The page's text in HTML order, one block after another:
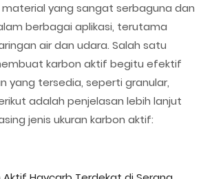
yang sangat serbaguna dan
berbagai aplikasi, terutama
air dan udara. Salah satu
karbon aktif begitu efektif
yang tersedia, seperti granular,
adalah penjelasan lebih lanjut
jenis ukuran karbon aktif: